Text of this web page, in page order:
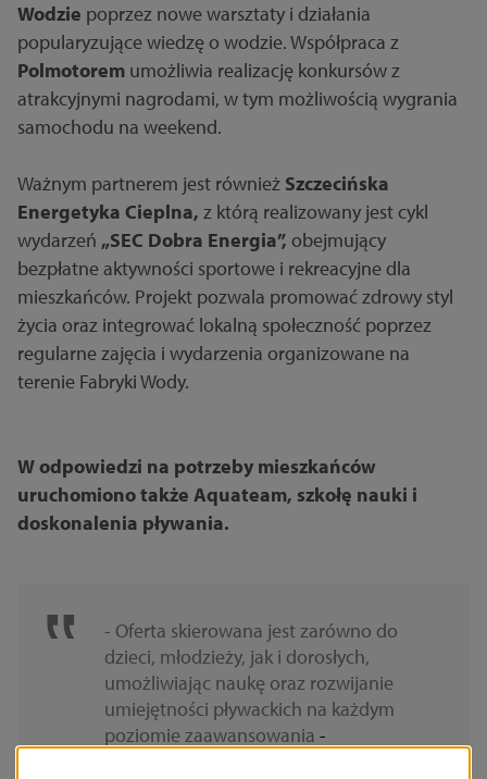
Wodzie poprzez nowe warsztaty i działania
popularyzujące wiedzę o wodzie. Współpraca z
Polmotorem umożliwia realizację konkursów z
atrakcyjnymi nagrodami, w tym możliwością wygrania
samochodu na weekend.
Ważnym partnerem jest również Szczecińska
Energetyka Cieplna, z którą realizowany jest cykl
wydarzeń „SEC Dobra Energia”, obejmujący
bezpłatne aktywności sportowe i rekreacyjne dla
mieszkańców. Projekt pozwala promować zdrowy styl
życia oraz integrować lokalną społeczność poprzez
regularne zajęcia i wydarzenia organizowane na
terenie Fabryki Wody.
W odpowiedzi na potrzeby mieszkańców
uruchomiono także Aquateam, szkołę nauki i
doskonalenia pływania.
- Oferta skierowana jest zarówno do
dzieci, młodzieży, jak i dorosłych,
umożliwiając naukę oraz rozwijanie
umiejętności pływackich na każdym
poziomie zaawansowania -